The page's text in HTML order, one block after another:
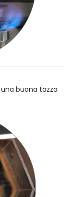
una buona tazza